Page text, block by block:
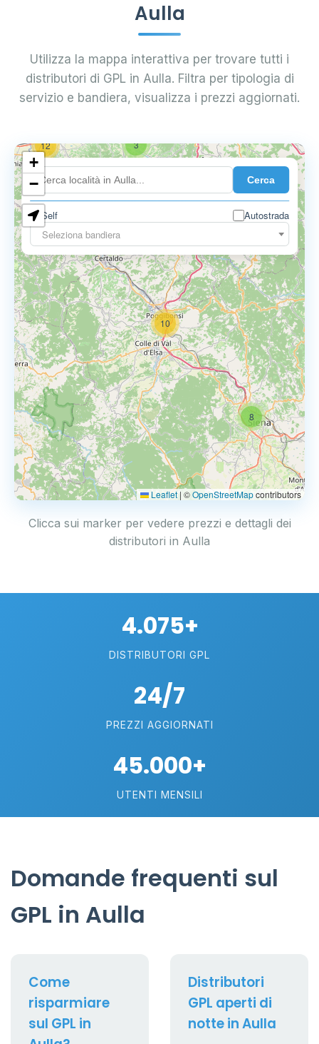
Aulla
Utilizza la mappa interattiva per trovare tutti i
distributori di GPL in Aulla. Filtra per tipologia di
servizio e bandiera, visualizza i prezzi aggiornati.
Cerca
Self
Autostrada
Seleziona bandiera
8
3
10
3
3
12
+
−
Leaflet | ©OpenStreetMapcontributors
Clicca sui marker per vedere prezzi e dettagli dei
distributori in Aulla
4.075+
DISTRIBUTORI GPL
24/7
PREZZI AGGIORNATI
45.000+
UTENTI MENSILI
Domande frequenti sul
GPL in Aulla
Come
risparmiare
sul GPL in
Distributori
GPL aperti di
notte in Aulla